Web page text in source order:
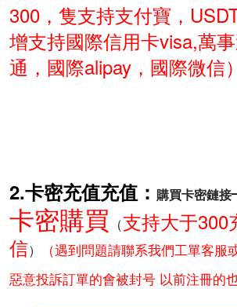
300，隻支持支付寶，
增支持國際信用卡visa,萬
通，國際alipay，國際微信）
2.卡密充值充值： 購買卡密鏈接
卡密購買 （支持大于300
信）
（遇到問題請聯系我們工單客服
惡意投訴訂單的會被封号 以前注冊的